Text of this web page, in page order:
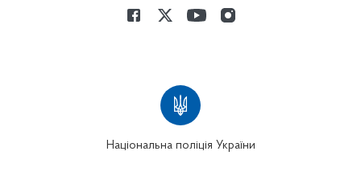
Національна поліція України